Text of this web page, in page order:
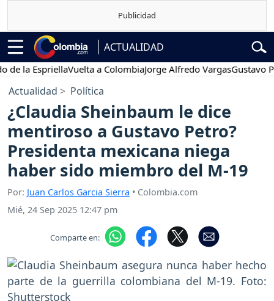
ACTUALIDAD
EspriellaVuelta a ColombiaJorge Alfredo VargasGustavo Petro
Actualidad Política
¿Claudia Sheinbaum le dice
mentiroso a Gustavo Petro?
Presidenta mexicana niega
haber sido miembro del M-19
Por: Juan Carlos Garcia Sierra • Colombia.com
Mié, 24 Sep 2025 12:47 pm
Comparte en: